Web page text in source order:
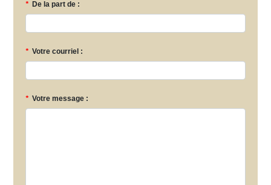
* De la part de :
* Votre courriel :
* Votre message :